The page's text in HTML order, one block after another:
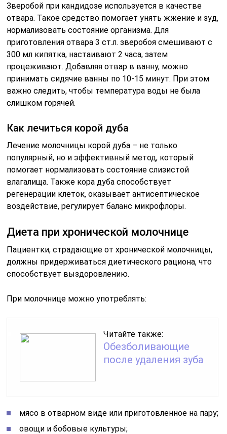
Зверобой при кандидозе используется в качестве
отвара. Такое средство помогает унять жжение и зуд,
нормализовать состояние организма. Для
приготовления отвара 3 ст.л. зверобоя смешивают с
300 мл кипятка, настаивают 2 часа, затем
процеживают. Добавляя отвар в ванну, можно
принимать сидячие ванны по 10-15 минут. При этом
важно следить, чтобы температура воды не была
слишком горячей.
Как лечиться корой дуба
Лечение молочницы корой дуба – не только
популярный, но и эффективный метод, который
помогает нормализовать состояние слизистой
влагалища. Также кора дуба способствует
регенерации клеток, оказывает антисептическое
воздействие, регулирует баланс микрофлоры.
Диета при хронической молочнице
Пациентки, страдающие от хронической молочницы,
должны придерживаться диетического рациона, что
способствует выздоровлению.
При молочнице можно употреблять:
Читайте также:
Обезболивающие
после удаления зуба
мясо в отварном виде или приготовленное на пару;
овощи и бобовые культуры;